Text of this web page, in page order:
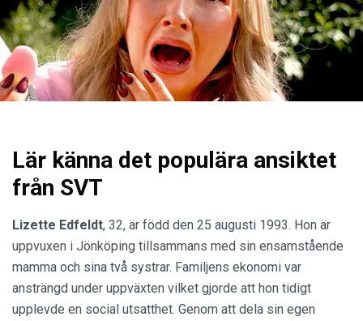
Lär känna det populära ansiktet
från SVT
Lizette Edfeldt, 32, är född den 25 augusti 1993. Hon är
uppvuxen i Jönköping tillsammans med sin ensamstående
mamma och sina två systrar. Familjens ekonomi var
ansträngd under uppväxten vilket gjorde att hon tidigt
upplevde en social utsatthet. Genom att dela sin egen